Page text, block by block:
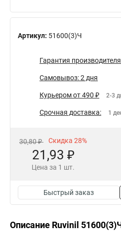
Артикул: 51600(3)Ч
Гарантия
Самовывоз: 2 дня
Курьером от 490 ₽ 2-3
Срочная доставка: 1
30,80 ₽ Скидка 28%
21,93 ₽
Цена за 1 шт.
Быстрый заказ
Описание Ruvinil